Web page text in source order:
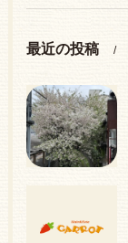
最近の投稿